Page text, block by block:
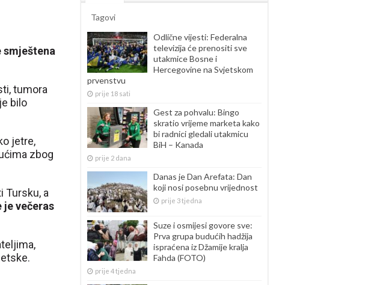
smještena
tumora
bilo
jetre,
zbog
Tursku, a
je večeras
Tagovi
Odlične vijesti: Federalna
televizija će prenositi sve
utakmice Bosne i
Hercegovine na Svjetskom
prvenstvu
prije 18 sati
Gest za pohvalu: Bingo
skratio vrijeme marketa kako
bi radnici gledali utakmicu
BiH – Kanada
prije 2 dana
Danas je Dan Arefata: Dan
koji nosi posebnu vrijednost
prije 3 tjedna
Suze i osmijesi govore sve:
Prva grupa budućih hadžija
ispraćena iz Džamije kralja
Fahda (FOTO)
prije 4 tjedna